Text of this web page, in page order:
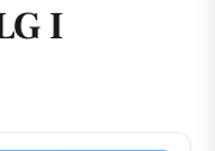
I